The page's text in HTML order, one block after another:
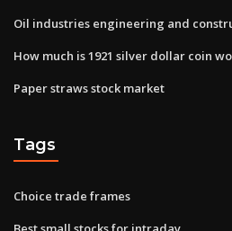
Oil industries engineering and
How much is 1921 silver dollar coin
Paper straws stock market
Tags
Choice trade frames